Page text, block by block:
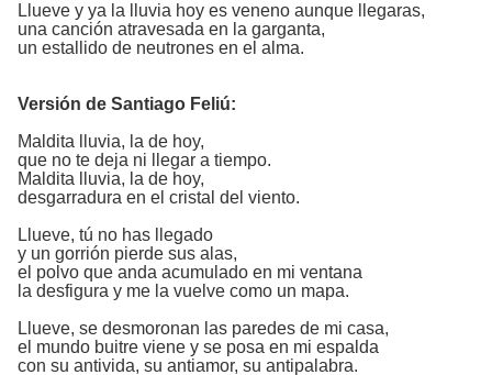
Llueve y ya la lluvia hoy es veneno aunque llegaras,
una canción atravesada en la garganta,
un estallido de neutrones en el alma.
Versión de Santiago Feliú:
Maldita lluvia, la de hoy,
que no te deja ni llegar a tiempo.
Maldita lluvia, la de hoy,
desgarradura en el cristal del viento.
Llueve, tú no has llegado
y un gorrión pierde sus alas,
el polvo que anda acumulado en mi ventana
la desfigura y me la vuelve como un mapa.
Llueve, se desmoronan las paredes de mi casa,
el mundo buitre viene y se posa en mi espalda
con su antivida, su antiamor, su antipalabra.